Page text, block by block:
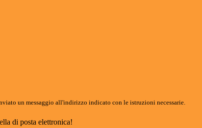
un messaggio all'indirizzo indicato con le istruzioni necessarie.
di posta elettronica!